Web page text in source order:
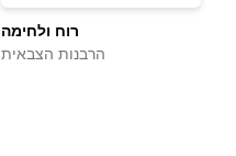
רוח ולחימה
הרבנות הצבאית